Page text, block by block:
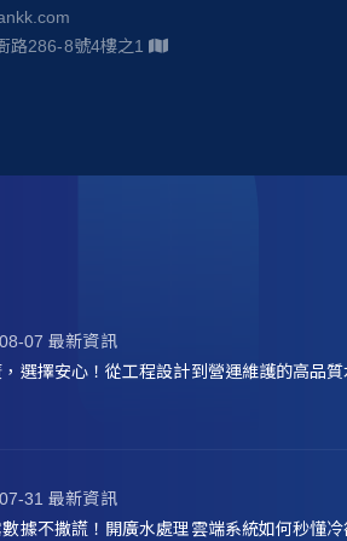
路286-8號4樓之1
07 最新資訊
選擇安心！從工程設計到營運維護的高品
31 最新資訊
據不撒謊！開廣水處理雲端系統如何秒懂